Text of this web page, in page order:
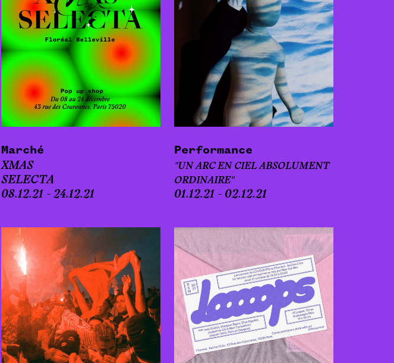
Marché
XMAS
SELECTA
08.12.21 - 24.12.21
Performance
"UN ARC EN CIEL ABSOLUMENT
ORDINAIRE"
01.12.21 - 02.12.21